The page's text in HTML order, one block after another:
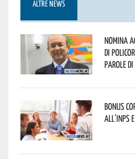
ALTRE NEWS
Nomina
di
parole di
Bonus
all’INPS